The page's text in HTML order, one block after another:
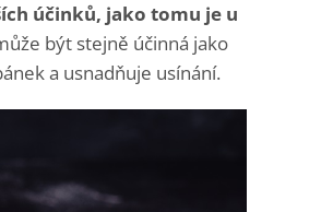
účinků, jako tomu je u
být stejně účinná jako
a usnadňuje usínání.